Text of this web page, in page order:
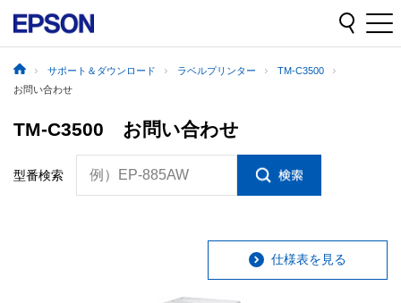
サポート＆ダウンロード ラベルプリンター
TM-C3500
お問い合わせ
TM-C3500 お問い合わせ
型番検索 例）EP-885AW
仕様表を見る